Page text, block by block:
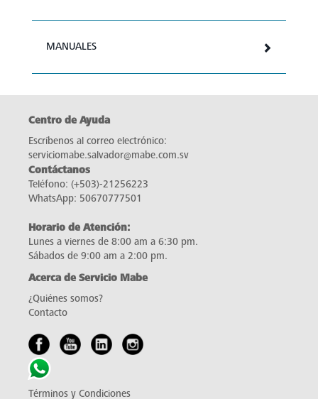
MANUALES
Centro de Ayuda
Escríbenos al correo electrónico:
serviciomabe.salvador@mabe.com.sv
Contáctanos
Teléfono: (+503)-21256223
WhatsApp: 50670777501
Horario de Atención:
Lunes a viernes de 8:00 am a 6:30 pm.
Sábados de 9:00 am a 2:00 pm.
Acerca de Servicio Mabe
¿Quiénes somos?
Contacto
Términos y Condiciones